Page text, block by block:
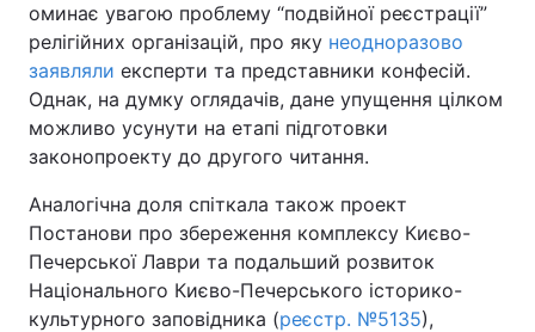
оминає увагою проблему “подвійної реєстрації”
релігійних організацій, про яку неодноразово
заявляли експерти та представники конфесій.
Однак, на думку оглядачів, дане упущення цілком
можливо усунути на етапі підготовки
законопроекту до другого читання.
Аналогічна доля спіткала також проект
Постанови про збереження комплексу Києво-
Печерської Лаври та подальший розвиток
Національного Києво-Печерського історико-
культурного заповідника (реєстр. №5135),